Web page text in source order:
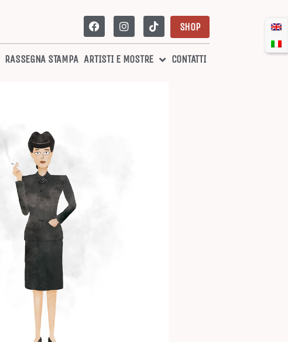
SHOP
RASSEGNA STAMPA ARTISTI E MOSTRE CONTATTI